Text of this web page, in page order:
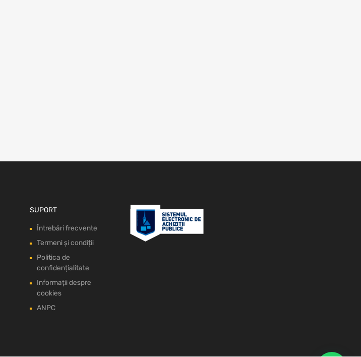
SUPORT
Întrebări frecvente
Termeni și condiții
Politica de
confidențialitate
Informații despre
cookies
ANPC